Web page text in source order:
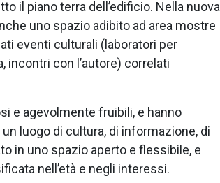
il piano terra dell’edificio. Nella nuova
uno spazio adibito ad area mostre
eventi culturali (laboratori per
incontri con l’autore) correlati
e agevolmente fruibili, e hanno
luogo di cultura, di informazione, di
in uno spazio aperto e flessibile, e
nell’età e negli interessi.